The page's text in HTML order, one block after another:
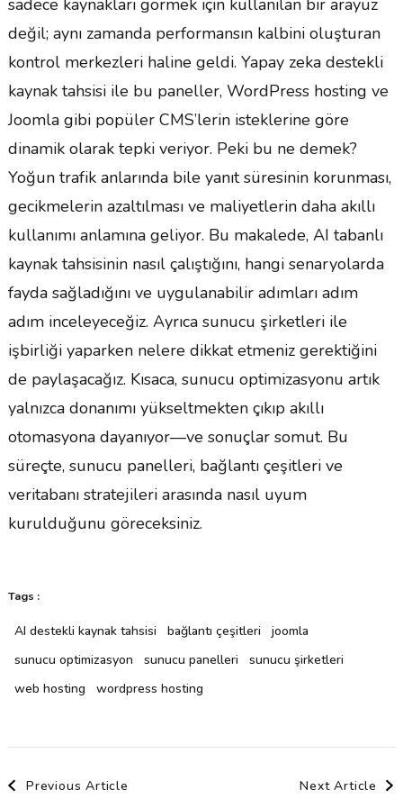
sadece kaynakları görmek için kullanılan bir arayüz
değil; aynı zamanda performansın kalbini oluşturan
kontrol merkezleri haline geldi. Yapay zeka destekli
kaynak tahsisi ile bu paneller, WordPress hosting ve
Joomla gibi popüler CMS’lerin isteklerine göre
dinamik olarak tepki veriyor. Peki bu ne demek?
Yoğun trafik anlarında bile yanıt süresinin korunması,
gecikmelerin azaltılması ve maliyetlerin daha akıllı
kullanımı anlamına geliyor. Bu makalede, AI tabanlı
kaynak tahsisinin nasıl çalıştığını, hangi senaryolarda
fayda sağladığını ve uygulanabilir adımları adım
adım inceleyeceğiz. Ayrıca sunucu şirketleri ile
işbirliği yaparken nelere dikkat etmeniz gerektiğini
de paylaşacağız. Kısaca, sunucu optimizasyonu artık
yalnızca donanımı yükseltmekten çıkıp akıllı
otomasyona dayanıyor—ve sonuçlar somut. Bu
süreçte, sunucu panelleri, bağlantı çeşitleri ve
veritabanı stratejileri arasında nasıl uyum
kurulduğunu göreceksiniz.
Tags :
AI destekli kaynak tahsisi bağlantı çeşitleri
joomla
sunucu optimizasyon
sunucu panelleri
sunucu şirketleri
web hosting
wordpress hosting
Post
Previous Article Next Article